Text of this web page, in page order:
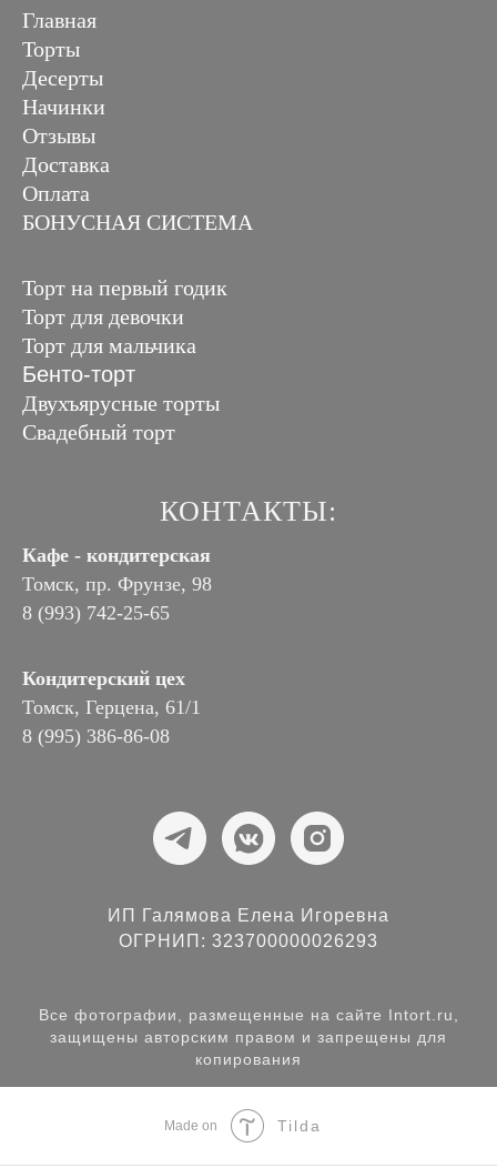
Главная
Торты
Десерты
Начинки
Отзывы
Доставка
Оплата
БОНУСНАЯ СИСТЕМА
Торт на первый годик
Торт для девочки
Торт для мальчика
Бенто-торт
Двухъярусные торты
Свадебный торт
КОНТАКТЫ:
Кафе - кондитерская
Томск, пр. Фрунзе, 98
8 (993) 742-25-65
Кондитерский цех
Томск, Герцена, 61/1
8 (995) 386-86-08
ИП Галямова Елена Игоревна
ОГРНИП: 323700000026293
Все фотографии, размещенные на сайте Intort.ru,
защищены авторским правом и запрещены для
копирования
Made on Tilda